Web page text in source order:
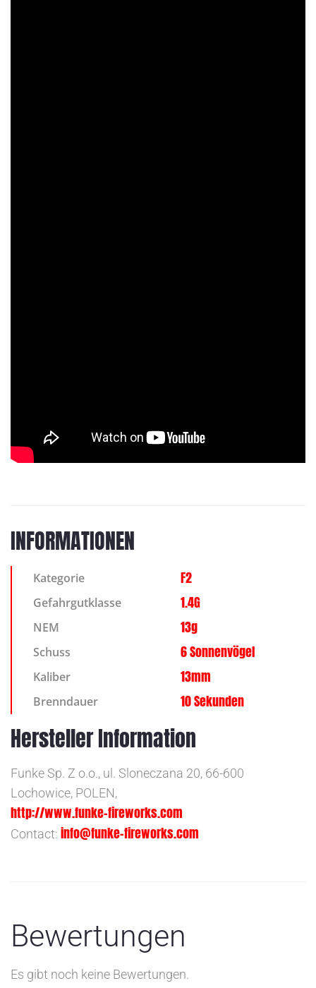
INFORMATIONEN
Kategorie F2
Gefahrgutklasse 1.4G
NEM 13g
Schuss 6 Sonnenvögel
Kaliber 13mm
Brenndauer 10 Sekunden
Hersteller Information
Funke Sp. Z o.o., ul. Sloneczana 20, 66-600
Lochowice, POLEN,
http://www.funke-fireworks.com
Contact: info@funke-fireworks.com
Bewertungen
Es gibt noch keine Bewertungen.